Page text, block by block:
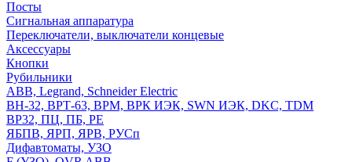
Посты
Cигнальная аппаратура
Переключатели, выключатели концевые
Аксессуары
Кнопки
Рубильники
ABB, Legrand, Schneider Electric
ВН-32, ВРТ-63, ВРМ, ВРК ИЭК, SWN ИЭК, DKC, TDM
ВР32, ПЦ, ПБ, РЕ
ЯБПВ, ЯРП, ЯРВ, РУСп
Дифавтоматы, УЗО